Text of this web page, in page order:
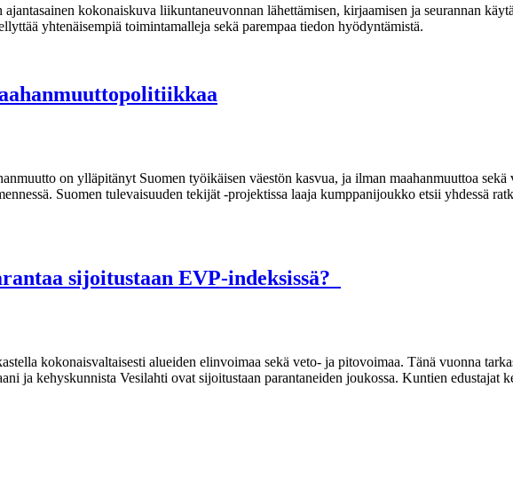
kokonaiskuva liikuntaneuvonnan lähettämisen, kirjaamisen ja seurannan
yhtenäisempiä toimintamalleja sekä parempaa tiedon hyödyntämistä.
on ylläpitänyt Suomen työikäisen väestön kasvua, ja ilman maahanmuuttoa sekä
Suomen tulevaisuuden tekijät -projektissa laaja kumppanijoukko etsii yhdessä
sijoitustaan EVP-indeksissä?
kokonaisvaltaisesti alueiden elinvoimaa sekä veto- ja pitovoimaa. Tänä vuonna
ja kehyskunnista Vesilahti ovat sijoitustaan parantaneiden joukossa. Kuntien edustajat